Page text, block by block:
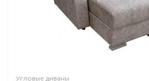
Угловые диваны